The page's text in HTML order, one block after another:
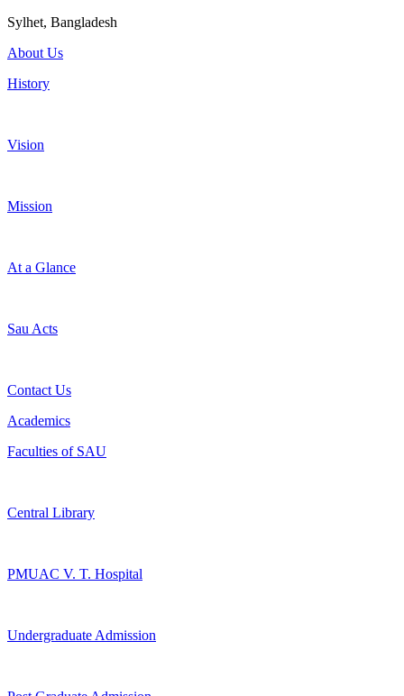
Sylhet, Bangladesh
About Us
History
Vision
Mission
At a Glance
Sau Acts
Contact Us
Academics
Faculties of SAU
Central Library
PMUAC V. T. Hospital
Undergraduate Admission